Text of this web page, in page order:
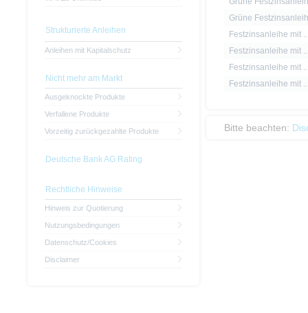
Grüne
Festzinsanleihe mit
Festzinsanleihe mit
Festzinsanleihe mit
Festzinsanleihe mit
Bitte beachten:
Strukturierte Anleihen
Anleihen mit Kapitalschutz
Nicht mehr am Markt
Ausgeknockte Produkte
Verfallene Produkte
Vorzeitig zurückgezahlte Produkte
Deutsche Bank AG Rating
Rechtliche Hinweise
Hinweis zur Quotierung
Nutzungsbedingungen
Datenschutz/Cookies
Disclaimer